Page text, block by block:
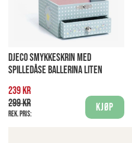
DJECO SMYKKESKRIN MED
SPILLEDÅSE BALLERINA LITEN
239 kr
299 kr
Rek. pris:
Kjøp